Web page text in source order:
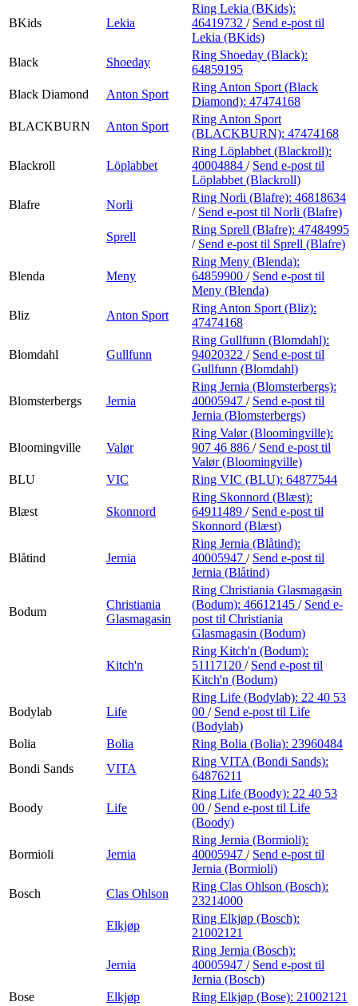
BKids Lekia
Ring Lekia (BKids):
46419732 / Send e-post til
Lekia (BKids)
Black
Shoeday
Ring Shoeday (Black):
64859195
Black Diamond
Anton Sport
Ring Anton Sport (Black
Diamond): 47474168
BLACKBURN
Anton Sport
Ring Anton Sport
(BLACKBURN): 47474168
Blackroll Löplabbet
Ring Löplabbet (Blackroll):
40004884 / Send e-post til
Löplabbet (Blackroll)
Blafre
Norli
Ring Norli (Blafre): 46818634
/ Send e-post til Norli (Blafre)
Sprell
Ring Sprell (Blafre): 47484995
/ Send e-post til Sprell (Blafre)
Blenda Meny
Ring Meny (Blenda):
64859900 / Send e-post til
Meny (Blenda)
Bliz
Anton Sport
Ring Anton Sport (Bliz):
47474168
Blomdahl Gullfunn
Ring Gullfunn (Blomdahl):
94020322 / Send e-post til
Gullfunn (Blomdahl)
Blomsterbergs Jernia
Ring Jernia (Blomsterbergs):
40005947 / Send e-post til
Jernia (Blomsterbergs)
Bloomingville Valør
Ring Valør (Bloomingville):
907 46 886 / Send e-post til
Valør (Bloomingville)
BLU
VIC Ring VIC (BLU): 64877544
Blæst Skonnord
Ring Skonnord (Blæst):
64911489 / Send e-post til
Skonnord (Blæst)
Blåtind Jernia
Ring Jernia (Blåtind):
40005947 / Send e-post til
Jernia (Blåtind)
Bodum
Christiania
Glasmagasin
Ring Christiania Glasmagasin
(Bodum): 46612145 / Send e-
post til Christiania
Glasmagasin (Bodum)
Kitch'n
Ring Kitch'n (Bodum):
51117120 / Send e-post til
Kitch'n (Bodum)
Bodylab Life
Ring Life (Bodylab): 22 40 53
00 / Send e-post til Life
(Bodylab)
Bolia
Bolia Ring Bolia (Bolia): 23960484
Bondi Sands
VITA
Ring VITA (Bondi Sands):
64876211
Boody Life
Ring Life (Boody): 22 40 53
00 / Send e-post til Life
(Boody)
Bormioli Jernia
Ring Jernia (Bormioli):
40005947 / Send e-post til
Jernia (Bormioli)
Bosch
Clas Ohlson
Ring Clas Ohlson (Bosch):
23214000
Elkjøp
Ring Elkjøp (Bosch):
21002121
Jernia
Ring Jernia (Bosch):
40005947 / Send e-post til
Jernia (Bosch)
Bose
Elkjøp Ring Elkjøp (Bose): 21002121